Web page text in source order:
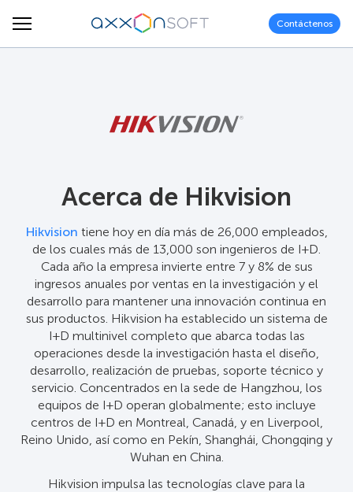
Contáctenos
Acerca de Hikvision
Hikvision tiene hoy en día más de 26,000 empleados,
de los cuales más de 13,000 son ingenieros de I+D.
Cada año la empresa invierte entre 7 y 8% de sus
ingresos anuales por ventas en la investigación y el
desarrollo para mantener una innovación continua en
sus productos. Hikvision ha establecido un sistema de
I+D multinivel completo que abarca todas las
operaciones desde la investigación hasta el diseño,
desarrollo, realización de pruebas, soporte técnico y
servicio. Concentrados en la sede de Hangzhou, los
equipos de I+D operan globalmente; esto incluye
centros de I+D en Montreal, Canadá, y en Liverpool,
Reino Unido, así como en Pekín, Shanghái, Chongqing y
Wuhan en China.
Hikvision impulsa las tecnologías clave para la